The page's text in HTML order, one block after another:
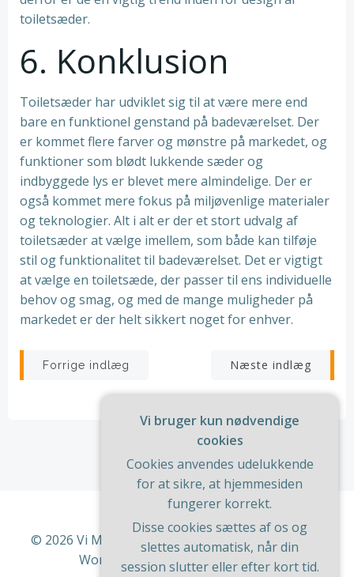
toiletsæder.
6. Konklusion
Toiletsæder har udviklet sig til at være mere end
bare en funktionel genstand på badeværelset. Der
er kommet flere farver og mønstre på markedet, og
funktioner som blødt lukkende sæder og
indbyggede lys er blevet mere almindelige. Der er
også kommet mere fokus på miljøvenlige materialer
og teknologier. Alt i alt er der et stort udvalg af
toiletsæder at vælge imellem, som både kan tilføje
stil og funktionalitet til badeværelset. Det er vigtigt
at vælge en toiletsæde, der passer til ens individuelle
behov og smag, og med de mange muligheder på
markedet er der helt sikkert noget for enhver.
Indlægsnavigation
Forrige indlæg Næste indlæg
© 2026 Vi Med Hus Og Have. Bygget ved at bruge
WordPress og
ColibriWP Theme .
Vi bruger kun nødvendige
cookies
Cookies anvendes udelukkende
for at sikre, at hjemmesiden
fungerer korrekt.
Disse cookies sættes af os og
slettes automatisk, når din
session slutter eller efter kort tid.